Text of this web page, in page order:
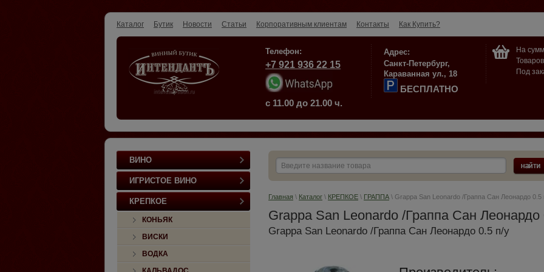
Каталог Бутик Новости Статьи Корпоративным клиентам Контакты Как Купить?
Телефон:
+7 921 936 22 15
с 11.00 до 21.00 ч.
Адрес:
Санкт-Петербург,
Караванная ул., 18
БЕСПЛАТНО
На
Под
ВИНО
ИГРИСТОЕ ВИНО
КРЕПКОЕ
КОНЬЯК
ВИСКИ
ВОДКА
Главная \ Каталог \ КРЕПКОЕ \ ГРАППА \ Grappa San Leonardo /Граппа Сан Леонардо 0.5
Grappa San Leonardo /Граппа Сан Леонардо
Grappa San Leonardo /Граппа Сан Леонардо 0.5 п/у